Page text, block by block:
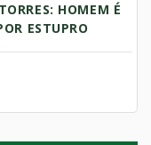
HOMEM É
ESTUPRO